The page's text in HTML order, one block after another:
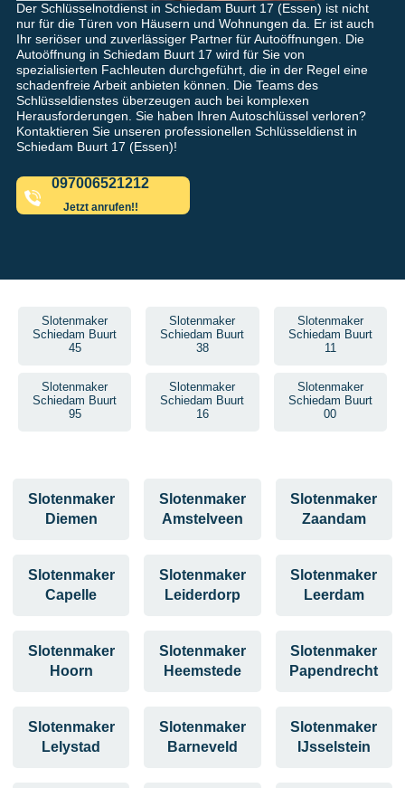
Der Schlüsselnotdienst in Schiedam Buurt 17 (Essen) ist nicht
nur für die Türen von Häusern und Wohnungen da. Er ist auch
Ihr seriöser und zuverlässiger Partner für Autoöffnungen. Die
Autoöffnung in Schiedam Buurt 17 wird für Sie von
spezialisierten Fachleuten durchgeführt, die in der Regel eine
schadenfreie Arbeit anbieten können. Die Teams des
Schlüsseldienstes überzeugen auch bei komplexen
Herausforderungen. Sie haben Ihren Autoschlüssel verloren?
Kontaktieren Sie unseren professionellen Schlüsseldienst in
Schiedam Buurt 17 (Essen)!
097006521212
Jetzt anrufen!!
Slotenmaker
Schiedam Buurt
45
Slotenmaker
Schiedam Buurt
38
Slotenmaker
Schiedam Buurt
11
Slotenmaker
Schiedam Buurt
95
Slotenmaker
Schiedam Buurt
16
Slotenmaker
Schiedam Buurt
00
Slotenmaker
Diemen
Slotenmaker
Amstelveen
Slotenmaker
Zaandam
Slotenmaker
Capelle
Slotenmaker
Leiderdorp
Slotenmaker
Leerdam
Slotenmaker
Hoorn
Slotenmaker
Heemstede
Slotenmaker
Papendrecht
Slotenmaker
Lelystad
Slotenmaker
Barneveld
Slotenmaker
IJsselstein